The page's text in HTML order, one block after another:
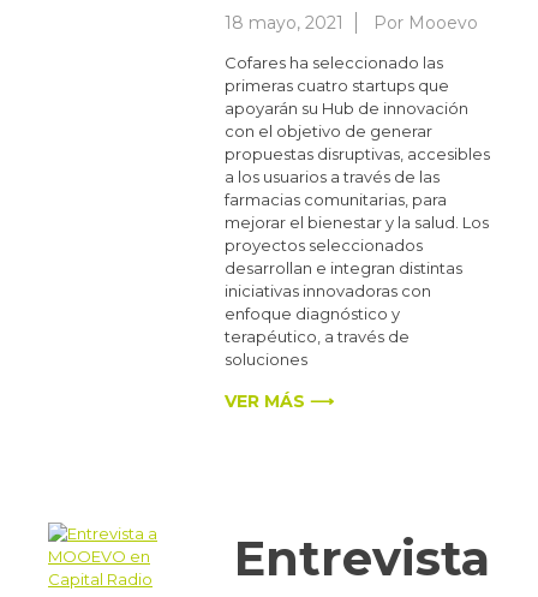
18 mayo, 2021 Por Mooevo
Cofares ha seleccionado las
primeras cuatro startups que
apoyarán su Hub de innovación
con el objetivo de generar
propuestas disruptivas, accesibles
a los usuarios a través de las
farmacias comunitarias, para
mejorar el bienestar y la salud. Los
proyectos seleccionados
desarrollan e integran distintas
iniciativas innovadoras con
enfoque diagnóstico y
terapéutico, a través de
soluciones
VER MÁS ⟶
Entrevista